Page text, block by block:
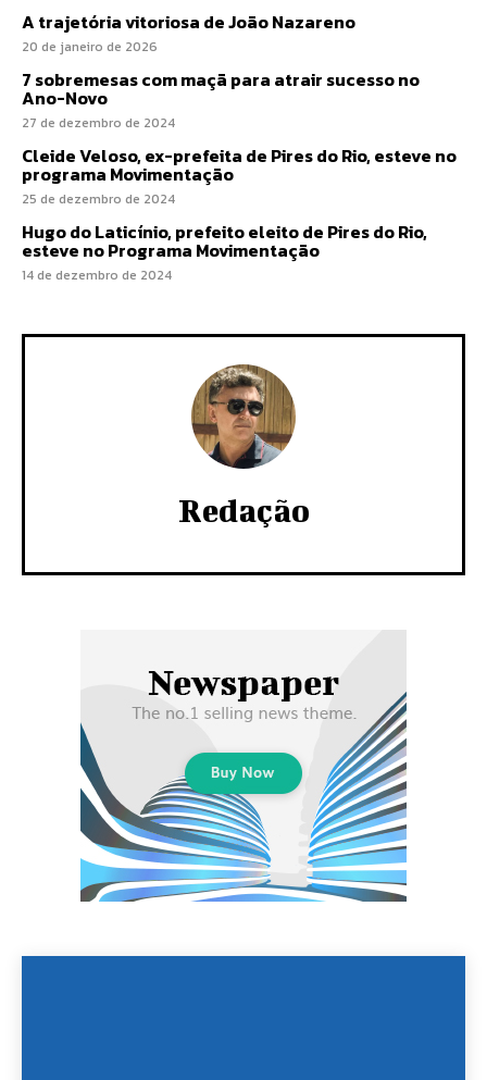
A trajetória vitoriosa de João Nazareno
20 de janeiro de 2026
7 sobremesas com maçã para atrair sucesso no
Ano-Novo
27 de dezembro de 2024
Cleide Veloso, ex-prefeita de Pires do Rio, esteve no
programa Movimentação
25 de dezembro de 2024
Hugo do Laticínio, prefeito eleito de Pires do Rio,
esteve no Programa Movimentação
14 de dezembro de 2024
Redação